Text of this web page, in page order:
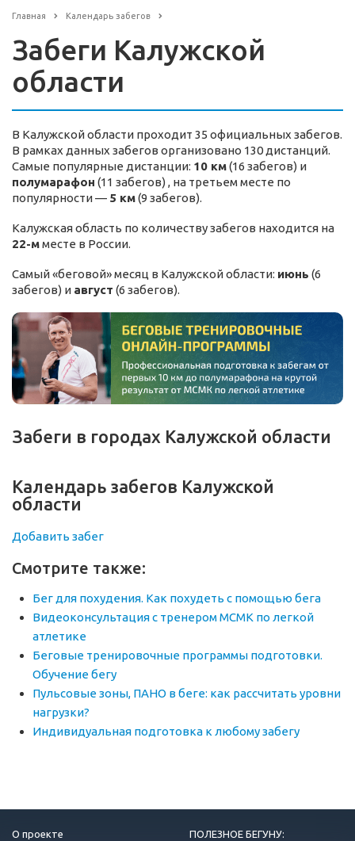
Главная Календарь забегов
Забеги Калужской
области
В Калужской области проходит 35 официальных забегов.
В рамках данных забегов организовано 130 дистанций.
Самые популярные дистанции: 10 км(16 забегов) и
полумарафон (11 забегов) , на третьем месте по
популярности — 5 км(9 забегов).
Калужская область по количеству забегов находится на
22-мместе в России.
Самый «беговой» месяц в Калужской области: июнь (6
забегов) и август (6 забегов).
Забеги в городах Калужской области
Календарь забегов Калужской
области
Добавить забег
Смотрите также:
Бег для похудения. Как похудеть с помощью бега
Видеоконсультация с тренером МСМК по легкой
атлетике
Беговые тренировочные программы подготовки.
Обучение бегу
Пульсовые зоны, ПАНО в беге: как рассчитать уровни
нагрузки?
Индивидуальная подготовка к любому забегу
О проекте
ПОЛЕЗНОЕ БЕГУНУ: